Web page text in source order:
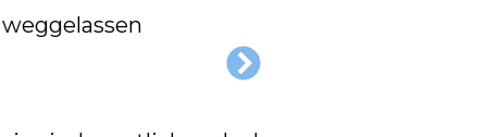
weggelassen